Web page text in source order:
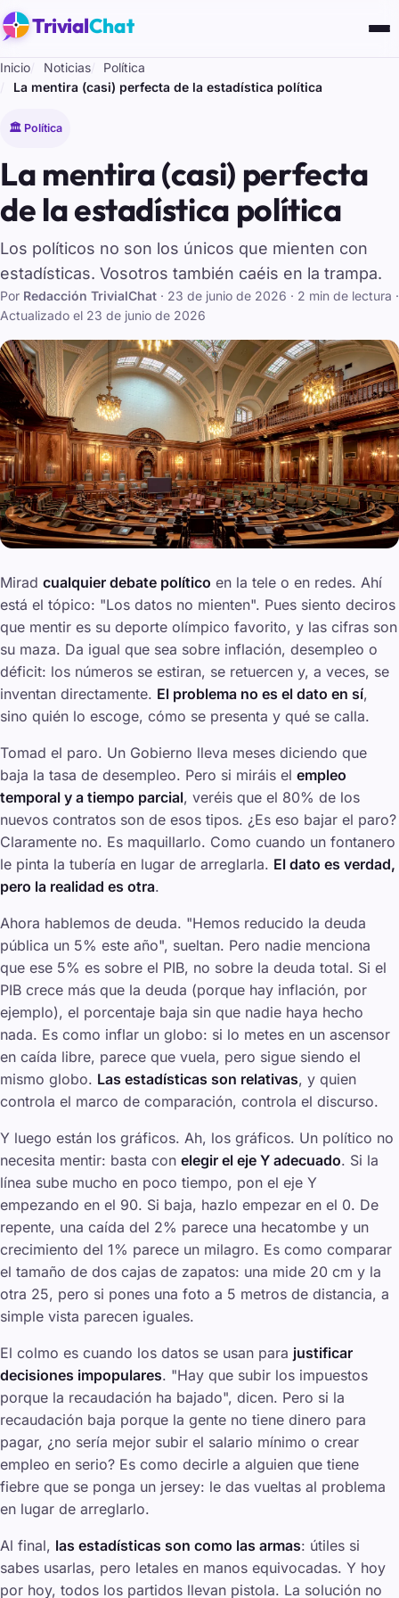
TrivialChat
Inicio Noticias
Política
La mentira (casi) perfecta de la estadística política
🏛️ Política
La mentira (casi) perfecta
de la estadística política
Los políticos no son los únicos que mienten con
estadísticas. Vosotros también caéis en la trampa.
Por Redacción TrivialChat · 23 de junio de 2026 · 2 min de lectura ·
Actualizado el 23 de junio de 2026
Mirad cualquier debate político en la tele o en redes. Ahí
está el tópico: "Los datos no mienten". Pues siento deciros
que mentir es su deporte olímpico favorito, y las cifras son
su maza. Da igual que sea sobre inflación, desempleo o
déficit: los números se estiran, se retuercen y, a veces, se
inventan directamente. El problema no es el dato en sí,
sino quién lo escoge, cómo se presenta y qué se calla.
Tomad el paro. Un Gobierno lleva meses diciendo que
baja la tasa de desempleo. Pero si miráis el empleo
temporal y a tiempo parcial, veréis que el 80% de los
nuevos contratos son de esos tipos. ¿Es eso bajar el paro?
Claramente no. Es maquillarlo. Como cuando un fontanero
le pinta la tubería en lugar de arreglarla. El dato es verdad,
pero la realidad es otra.
Ahora hablemos de deuda. "Hemos reducido la deuda
pública un 5% este año", sueltan. Pero nadie menciona
que ese 5% es sobre el PIB, no sobre la deuda total. Si el
PIB crece más que la deuda (porque hay inflación, por
ejemplo), el porcentaje baja sin que nadie haya hecho
nada. Es como inflar un globo: si lo metes en un ascensor
en caída libre, parece que vuela, pero sigue siendo el
mismo globo. Las estadísticas son relativas, y quien
controla el marco de comparación, controla el discurso.
Y luego están los gráficos. Ah, los gráficos. Un político no
necesita mentir: basta con elegir el eje Y adecuado. Si la
línea sube mucho en poco tiempo, pon el eje Y
empezando en el 90. Si baja, hazlo empezar en el 0. De
repente, una caída del 2% parece una hecatombe y un
crecimiento del 1% parece un milagro. Es como comparar
el tamaño de dos cajas de zapatos: una mide 20 cm y la
otra 25, pero si pones una foto a 5 metros de distancia, a
simple vista parecen iguales.
El colmo es cuando los datos se usan para justificar
decisiones impopulares. "Hay que subir los impuestos
porque la recaudación ha bajado", dicen. Pero si la
recaudación baja porque la gente no tiene dinero para
pagar, ¿no sería mejor subir el salario mínimo o crear
empleo en serio? Es como decirle a alguien que tiene
fiebre que se ponga un jersey: le das vueltas al problema
en lugar de arreglarlo.
Al final, las estadísticas son como las armas: útiles si
sabes usarlas, pero letales en manos equivocadas. Y hoy
por hoy, todos los partidos llevan pistola. La solución no